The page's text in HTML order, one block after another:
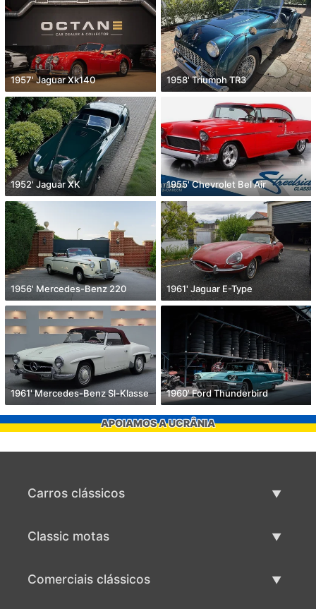
1957' Jaguar Xk140 1958' Triumph TR3
1952' Jaguar XK 1955' Chevrolet Bel Air
1956' Mercedes-Benz 220 1961' Jaguar E-Type
1961' Mercedes-Benz Sl-Klasse 1960' Ford Thunderbird
APOIAMOS A UCRÂNIA
Carros clássicos
Classic motas
Comerciais clássicos